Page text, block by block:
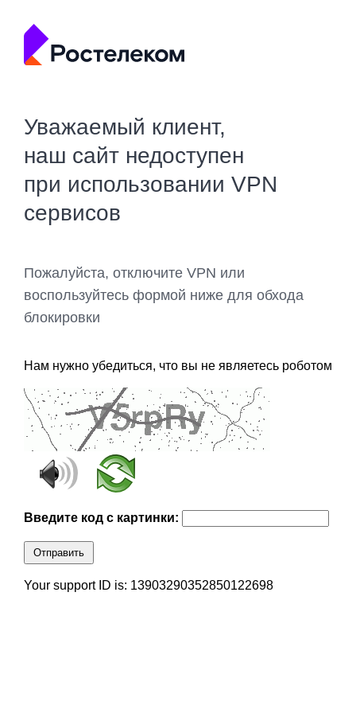
Уважаемый клиент,
наш сайт недоступен
при использовании VPN
сервисов
Пожалуйста, отключите VPN или
воспользуйтесь формой ниже для обхода
блокировки
Нам нужно убедиться, что вы не являетесь роботом
Введите код с картинки:
Отправить
Your support ID is: 13903290352850122698